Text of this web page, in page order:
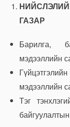
ГАЗАР
Барилга,
мэдээллийн
мэдээллийн
Тэг